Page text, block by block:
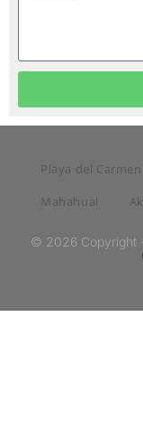
Playa del Carmen
Mahahual
© 2026 Copyright -